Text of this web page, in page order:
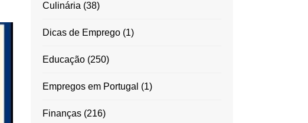
Culinária (38)
Dicas de Emprego(1)
Educação(250)
Empregos em Portugal (1)
Finanças(216)